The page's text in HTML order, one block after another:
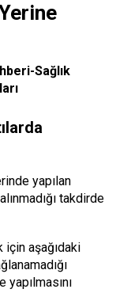
Sağlık
yapılan
takdirde
aşağıdaki